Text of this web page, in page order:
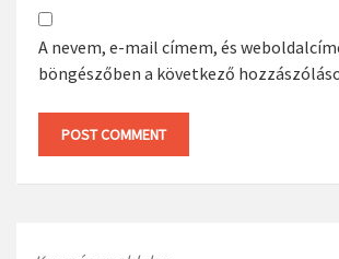
A nevem, e-mail címem, és
böngészőben a következő